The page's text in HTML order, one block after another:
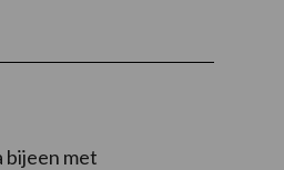
bijeen met